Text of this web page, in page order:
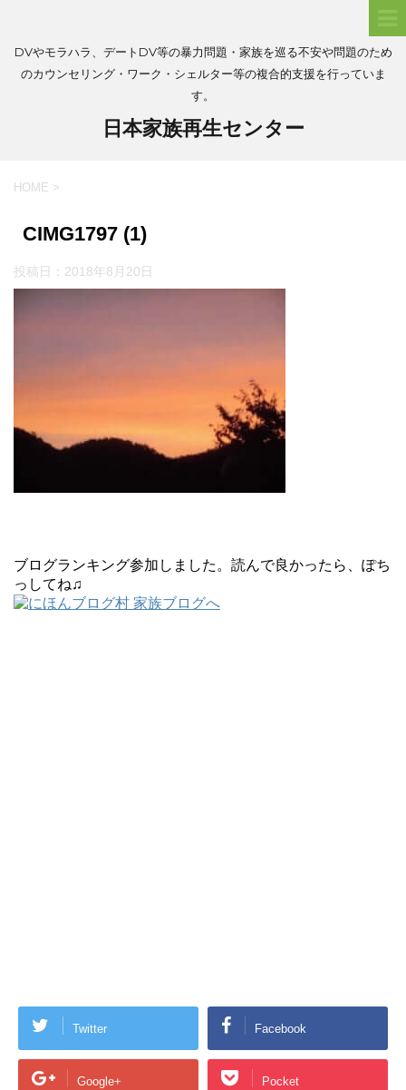
DVやモラハラ、デートDV等の暴力問題・家族を巡る不安や問題のため
のカウンセリング・ワーク・シェルター等の複合的支援を行っていま
す。
日本家族再生センター
HOME >
CIMG1797 (1)
投稿日： 2018年8月20日
ブログランキング参加しました。読んで良かったら、ぽち
っしてね♫
Twitter Facebook
Google+ Pocket